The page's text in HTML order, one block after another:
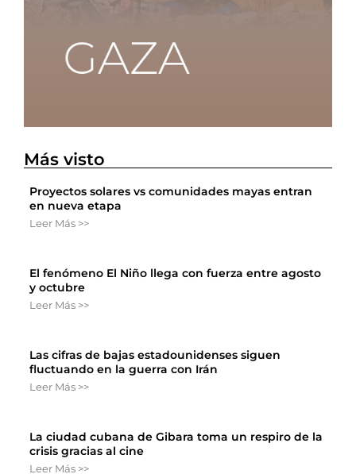
Más visto
Proyectos solares vs comunidades mayas entran
en nueva etapa
Leer Más >>
El fenómeno El Niño llega con fuerza entre agosto
y octubre
Leer Más >>
Las cifras de bajas estadounidenses siguen
fluctuando en la guerra con Irán
Leer Más >>
La ciudad cubana de Gibara toma un respiro de la
crisis gracias al cine
Leer Más >>